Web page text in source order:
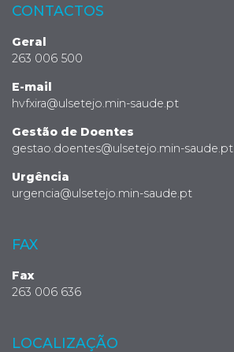
CONTACTOS
Geral
263 006 500
E-mail
hvfxira@ulsetejo.min-saude.pt
Gestão de Doentes
gestao.doentes@ulsetejo.min-saude.pt
Urgência
urgencia@ulsetejo.min-saude.pt
FAX
Fax
263 006 636
LOCALIZAÇÃO